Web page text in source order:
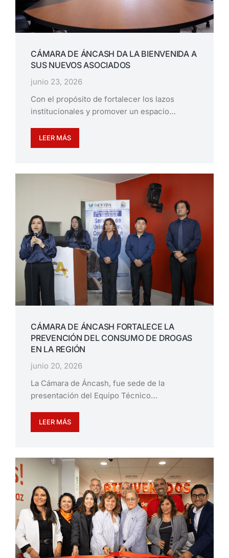
CÁMARA DE ÁNCASH DA LA BIENVENIDA A
SUS NUEVOS ASOCIADOS
junio 23, 2026
Con el propósito de fortalecer los lazos
institucionales y promover un espacio…
LEER MÁS
CÁMARA DE ÁNCASH FORTALECE LA
PREVENCIÓN DEL CONSUMO DE DROGAS
EN LA REGIÓN
junio 20, 2026
La Cámara de Áncash, fue sede de la
presentación del Equipo Técnico…
LEER MÁS